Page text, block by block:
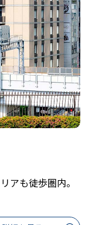
アも徒歩圏内。